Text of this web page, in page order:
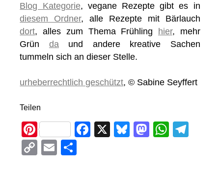
Blog Kategorie, vegane Rezepte gibt es in
diesem Ordner, alle Rezepte mit Bärlauch
dort, alles zum Thema Frühling hier, mehr
Grün da und andere kreative Sachen
tummeln sich an dieser Stelle.
urheberrechtlich geschützt, © Sabine Seyffert
Teilen
Pi
nt
er
F
X
Bl M W
C
E